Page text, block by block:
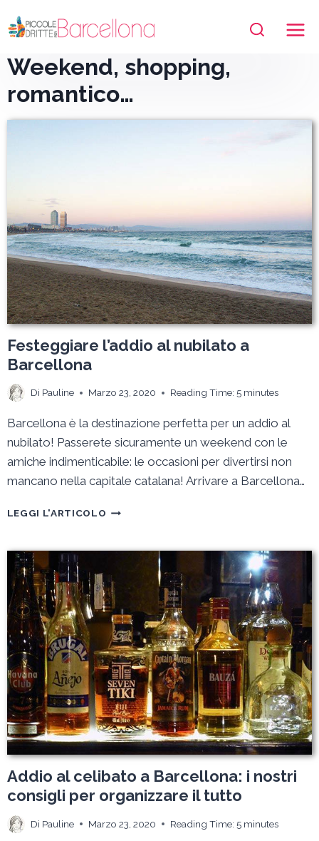
al
Weekend, shopping,
romantico…
Festeggiare l’addio al nubilato a
Barcellona
Di Pauline Marzo 23, 2020 Reading Time: 5 minutes
Barcellona è la destinazione perfetta per un addio al
nubilato! Passerete sicuramente un weekend con le
amiche indimenticabile: le occasioni per divertirsi non
mancano nella capitale catalana! Arrivare a Barcellona…
LEGGI L'ARTICOLO FESTEGGIARE
NUBILATO
BARCELLONA
Addio al celibato a Barcellona: i nostri
consigli per organizzare il tutto
Di Pauline Marzo 23, 2020 Reading Time: 5 minutes